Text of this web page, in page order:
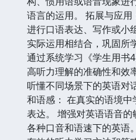
语言的运用。 拓展与应
进行口语表达、写作或小
实际运用相结合，巩固所
通过系统学习《学生用书
高听力理解的准确性和效
听懂不同场景下的英语对
和语感： 在真实的语境
表达。 增强对英语语音
各种口音和语速下的英语